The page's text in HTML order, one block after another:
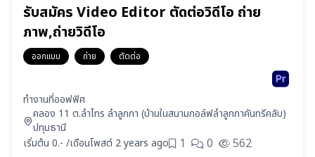
รับสมัคร Video Editor ตัดต่อวิดีโอ ถ่าย
ภาพ,ถ่ายวิดีโอ
ออกแบบ ถ่าย ตัดต่อ
ทำงานที่ออฟฟิศ
คลอง 11 ต.ลำไทร ลำลูกกา (บ้านในสนามกอล์ฟลำลูกกาคันทรีคลับ)
ปทุมธานี
เริ่มต้น 0.- /เดือนโพสต์ 2 years ago 1 0 562